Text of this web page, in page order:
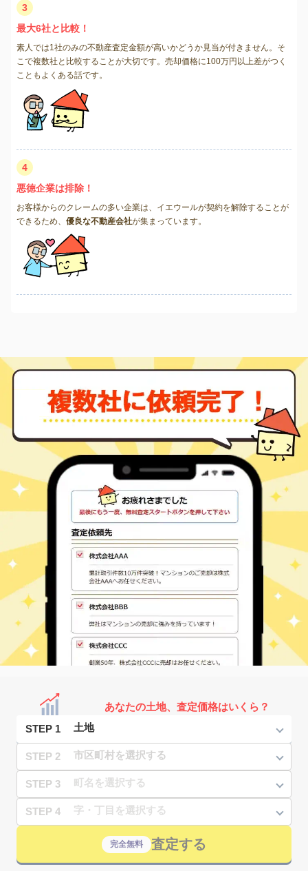
3
最大6社と比較！
素人では1社のみの不動産査定金額が高いかどうか見当が付きません。そ
こで複数社と比較することが大切です。売却価格に100万円以上差がつく
こともよくある話です。
4
悪徳企業は排除！
お客様からのクレームの多い企業は、イエウールが契約を解除することが
できるため、 優良な不動産会社が集まっています。
あなたの土地、査定価格はいくら？
STEP 1
STEP 2
STEP 3
STEP 4
完全無料 査定する